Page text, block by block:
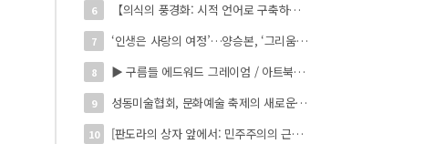
6 【의식의 풍경화: 시적 언어로 구축하는 실존의 미학】
7 ‘인생은 사랑의 여정’…양승본, ‘그리움의 빛’
8 ▶ 구름들 에드워드 그레이엄 / 아트북스 / 288쪽
9 성동미술협회, 문화예술 축제의 새로운 시작 ‘2026 서울숲 국제 아트 페스타’ 개최
10 [판도라의 상자 앞에서: 민주주의의 근원을 묻다]